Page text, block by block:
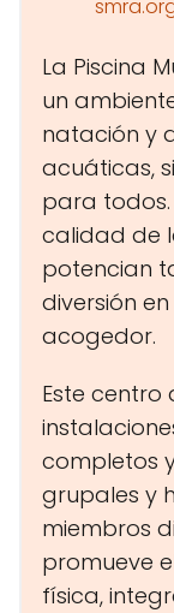
La Piscina
un
natación y
acuáticas,
para todos.
calidad de
potencian
diversión
acogedor.
Este
completos
grupales y
miembros
promueve
física,